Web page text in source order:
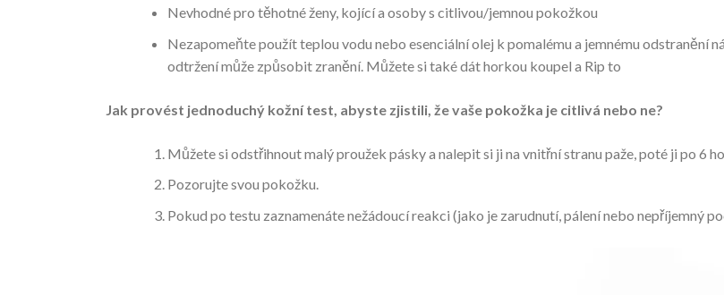
Nevhodné pro těhotné ženy, kojící a osoby s citlivou/jemnou pokožkou
Nezapomeňte použít teplou vodu nebo esenciální olej k pomalému a jemnému odstranění
odtržení může způsobit zranění. Můžete si také dát horkou koupel a Rip to
Jak provést jednoduchý kožní test, abyste zjistili, že vaše pokožka je citlivá nebo ne?
Můžete si odstřihnout malý proužek pásky a nalepit si ji na vnitřní stranu paže, poté ji po 6
Pozorujte svou pokožku.
Pokud po testu zaznamenáte nežádoucí reakci (jako je zarudnutí, pálení nebo nepříjemný